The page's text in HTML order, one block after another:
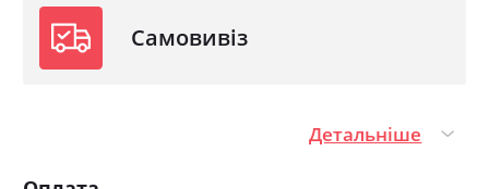
Самовивіз
Детальніше